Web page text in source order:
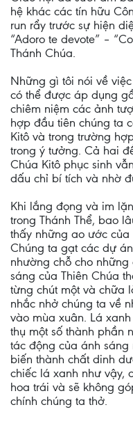
hệ khác các tín hữu
run rẩy trước sự hiện
“Adoro te devote” –
Thánh Chúa.
Những gì tôi nói về
có thể được áp dụng
chiêm niệm các ảnh
hợp đầu tiên chúng ta
Kitô và trong trường
trong ý tưởng. Cả hai
Chúa Kitô phục sinh
dấu chỉ bí tích và nhờ
Khi lắng đọng và im
trong Thánh Thể, bao
thấy những ao ước
Chúng ta gạt các dự
nhường chỗ cho
sáng của Thiên Chúa
từng chút một và chữa
nhắc nhở chúng ta về
vào mùa xuân. Lá
thụ một số thành phần
tác động của ánh sáng
biến thành chất dinh
chiếc lá xanh như vậy,
hoa trái và sẽ không
chính chúng ta thở.